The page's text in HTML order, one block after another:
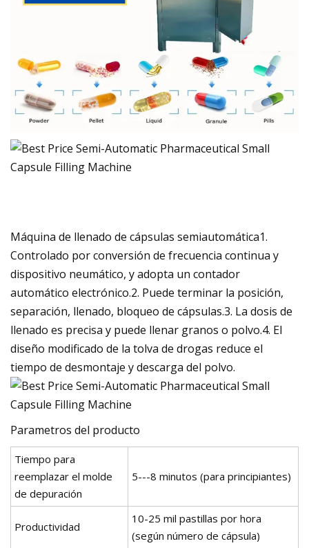
Máquina de llenado de cápsulas semiautomática1.
Controlado por conversión de frecuencia continua y
dispositivo neumático, y adopta un contador
automático electrónico.2. Puede terminar la posición,
separación, llenado, bloqueo de cápsulas.3. La dosis de
llenado es precisa y puede llenar granos o polvo.4. El
diseño modificado de la tolva de drogas reduce el
tiempo de desmontaje y descarga del polvo.
Parametros del producto
Tiempo para
reemplazar el molde
de depuración
5---8 minutos (para principiantes)
Productividad
10-25 mil pastillas por hora
(según número de cápsula)